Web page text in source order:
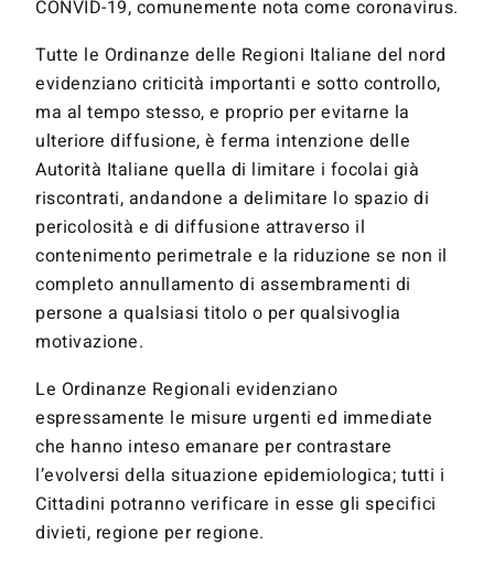
CONVID-19, comunemente nota come coronavirus.
Tutte le Ordinanze delle Regioni Italiane del nord
evidenziano criticità importanti e sotto controllo,
ma al tempo stesso, e proprio per evitarne la
ulteriore diffusione, è ferma intenzione delle
Autorità Italiane quella di limitare i focolai già
riscontrati, andandone a delimitare lo spazio di
pericolosità e di diffusione attraverso il
contenimento perimetrale e la riduzione se non il
completo annullamento di assembramenti di
persone a qualsiasi titolo o per qualsivoglia
motivazione.
Le Ordinanze Regionali evidenziano
espressamente le misure urgenti ed immediate
che hanno inteso emanare per contrastare
l’evolversi della situazione epidemiologica; tutti i
Cittadini potranno verificare in esse gli specifici
divieti, regione per regione.